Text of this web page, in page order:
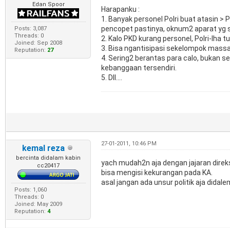
Edan Spoor
Posts: 3,087
Threads: 0
Joined: Sep 2008
Reputation: 27
Harapanku :
1. Banyak personel Polri buat atasin >
pencopet pastinya, oknum2 aparat yg
2. Kalo PKD kurang personel, Polri-lha
3. Bisa ngantisipasi sekelompok
4. Sering2 berantas para calo, bukan
kebanggaan tersendiri.
5. Dll....
kemal reza
bercinta didalam kabin
cc20417
Posts: 1,060
Threads: 0
Joined: May 2009
Reputation: 4
27-01-2011, 10:46 PM
yach mudah2n aja dengan jajaran
bisa mengisi kekurangan pada KA.
asal jangan ada unsur politik aja